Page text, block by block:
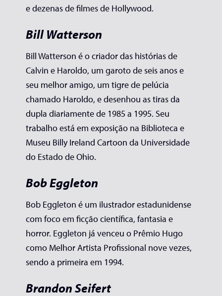
e dezenas de filmes de Hollywood.
Bill Watterson
Bill Watterson é o criador das histórias de
Calvin e Haroldo, um garoto de seis anos e
seu melhor amigo, um tigre de pelúcia
chamado Haroldo, e desenhou as tiras da
dupla diariamente de 1985 a 1995. Seu
trabalho está em exposição na Biblioteca e
Museu Billy Ireland Cartoon da Universidade
do Estado de Ohio.
Bob Eggleton
Bob Eggleton é um ilustrador estadunidense
com foco em ficção científica, fantasia e
horror. Eggleton já venceu o Prêmio Hugo
como Melhor Artista Profissional nove vezes,
sendo a primeira em 1994.
Brandon Seifert